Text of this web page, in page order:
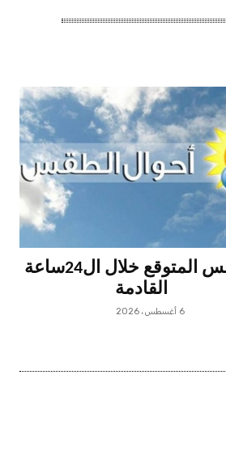
الطقس المتوقع خلال ال24ساعة
القادمة
6 أغسطس، 2026